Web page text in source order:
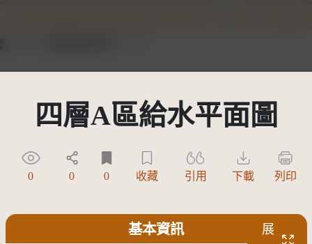
四層A區給水平面圖
0 0 0 收藏 引用 下載 列印
基本資訊
展